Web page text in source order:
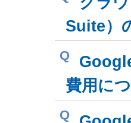
Suite）
Q
費用に
Q